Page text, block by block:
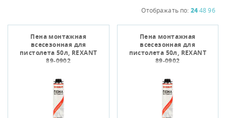
Отображать по: 2448 96
Пена монтажная
всесезонная для
пистолета 50л, REXANT
89-0902
Пена монтажная
всесезонная для
пистолета 50л, REXANT
89-0902